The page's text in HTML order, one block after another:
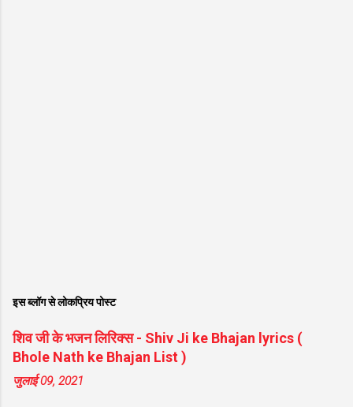
इस ब्लॉग से लोकप्रिय पोस्ट
शिव जी के भजन लिरिक्स - Shiv Ji ke Bhajan lyrics (
Bhole Nath ke Bhajan List )
जुलाई 09, 2021